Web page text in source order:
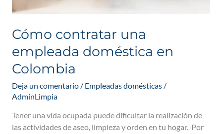
Cómo contratar una
empleada doméstica en
Colombia
Deja un comentario / Empleadas domésticas/
AdminLimpia
Tener una vida ocupada puede dificultar la realización de
las actividades de aseo, limpieza y orden en tu hogar. Por